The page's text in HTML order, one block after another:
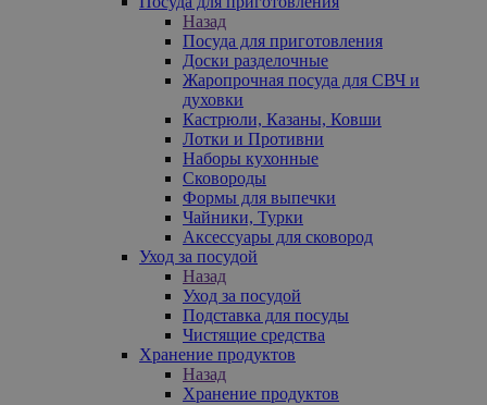
Назад
Посуда для приготовления
Доски разделочные
Жаропрочная посуда для СВЧ и
духовки
Кастрюли, Казаны, Ковши
Лотки и Противни
Наборы кухонные
Сковороды
Формы для выпечки
Чайники, Турки
Аксессуары для сковород
Уход за посудой
Назад
Уход за посудой
Подставка для посуды
Чистящие средства
Хранение продуктов
Назад
Хранение продуктов